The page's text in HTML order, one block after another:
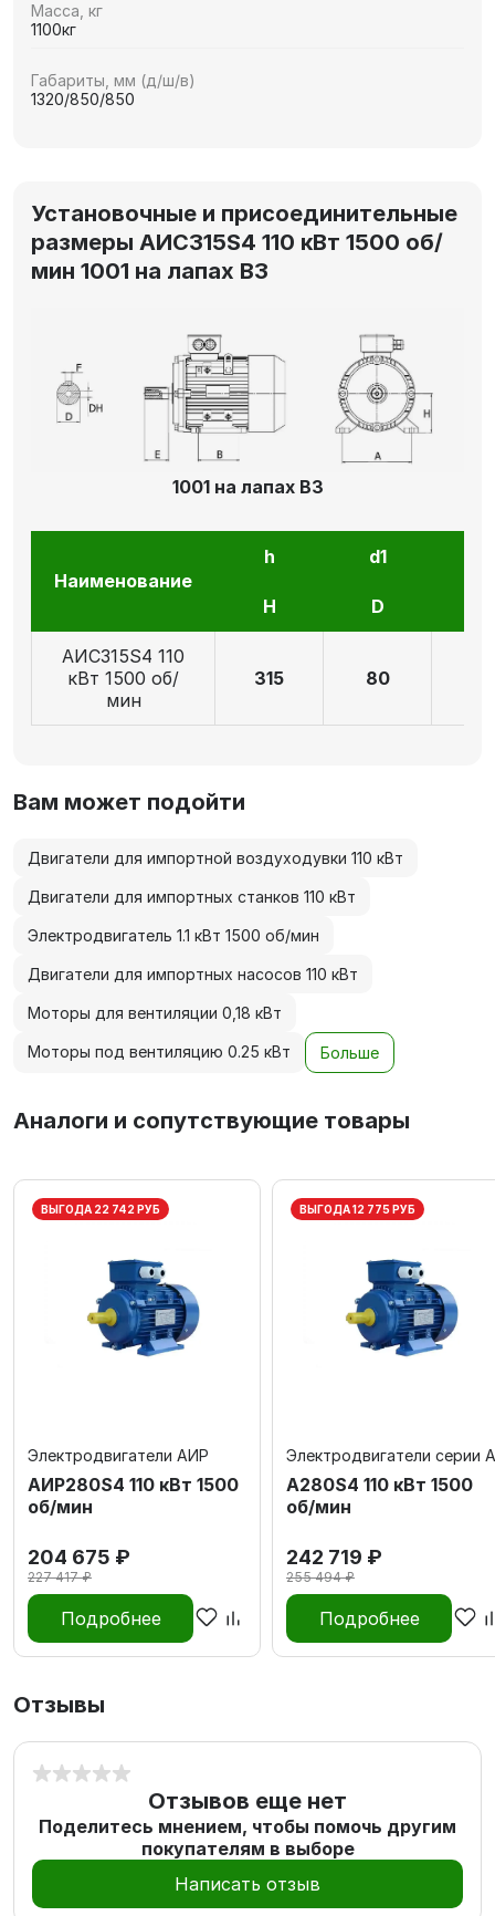
Масса, кг
1100кг
Габариты, мм (д/ш/в)
1320/850/850
Установочные и присоединительные
размеры АИС315S4 110 кВт 1500 об/
мин 1001 на лапах В3
1001 на лапах В3
Наименование
h d1
H D
АИС315S4 110
кВт 1500 об/
мин
315 80
Вам может подойти
Двигатели для импортной воздуходувки 110 кВт
Двигатели для импортных станков 110 кВт
Электродвигатель 1.1 кВт 1500 об/мин
Двигатели для импортных насосов 110 кВт
Моторы для вентиляции 0,18 кВт
Моторы под вентиляцию 0.25 кВт Больше
Аналоги и сопутствующие товары
ВЫГОДА 22 742 РУБ
Электродвигатели АИР
АИР280S4 110 кВт 1500
об/мин
204 675 ₽
227 417 ₽
Подробнее
ВЫГОДА 12 775 РУБ
Электродвигатели серии А
А280S4 110 кВт 1500
об/мин
242 719 ₽
255 494 ₽
Подробнее
Отзывы
Отзывов еще нет
Поделитесь мнением, чтобы помочь другим
покупателям в выборе
Написать отзыв